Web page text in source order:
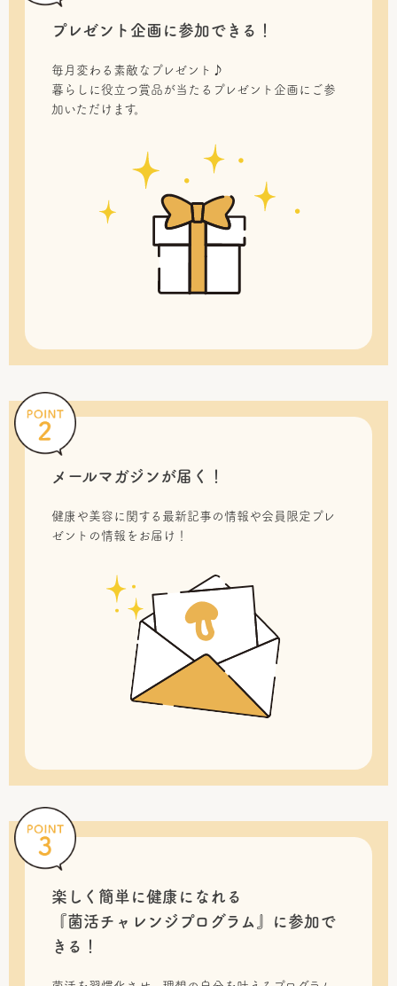
プレゼント企画に参加できる！
毎月変わる素敵なプレゼント♪
暮らしに役立つ賞品が当たるプレゼント企画にご参
加いただけます。
メールマガジンが届く！
健康や美容に関する最新記事の情報や会員限定プレ
ゼントの情報をお届け！
楽しく簡単に健康になれる
『菌活チャレンジプログラム』に 参加で
きる！